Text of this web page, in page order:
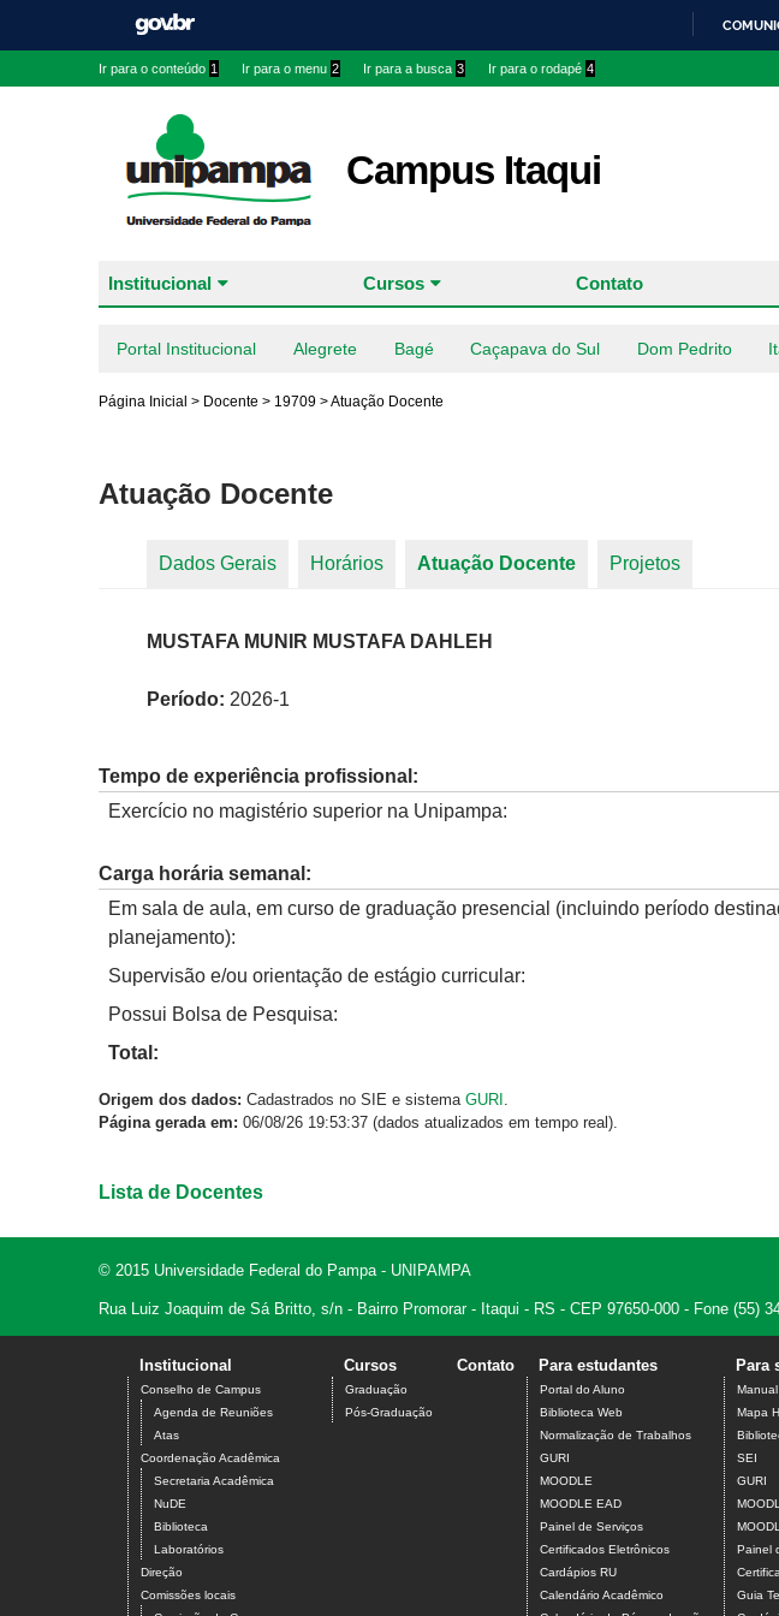
Ir para o conteúdo 1 Ir para o menu 2 Ir para a busca 3 Ir para o rodapé 4
Campus Itaqui
Institucional Cursos Contato
Portal Institucional Alegrete Bagé Caçapava do Sul Dom Pedrito
Página Inicial > Docente > 19709 >Atuação Docente
Atuação Docente
Dados Gerais Horários Atuação Docente (aba ativa)
Projetos
MUSTAFA MUNIR MUSTAFA DAHLEH
Período: 2026-1
Tempo de experiência profissional:
Exercício no magistério superior na Unipampa:
Carga horária semanal:
Em sala de aula, em curso de graduação presencial (incluindo período
planejamento):
Supervisão e/ou orientação de estágio curricular:
Possui Bolsa de Pesquisa:
Total:
Origem dos dados: Cadastrados no SIE e sistema GURI
Página gerada em: 06/08/26 19:53:37 (dados atualizados em tempo real).
Lista de Docentes
© 2015 Universidade Federal do Pampa - UNIPAMPA
Rua Luiz Joaquim de Sá Britto, s/n - Bairro Promorar - Itaqui - RS - CEP 97650-000 - Fone (55)
Institucional
Conselho de Campus
Agenda de Reuniões
Atas
Coordenação Acadêmica
Secretaria Acadêmica
NuDE
Biblioteca
Laboratórios
Direção
Comissões locais
Cursos
Graduação
Pós-Graduação
Contato Para estudantes
Portal do Aluno
Biblioteca Web
Normalização de Trabalhos
GURI
MOODLE
MOODLE EAD
Painel de Serviços
Certificados Eletrônicos
Cardápios RU
Calendário Acadêmico
Para
Mapa
SEI
GURI
Painel
Guia